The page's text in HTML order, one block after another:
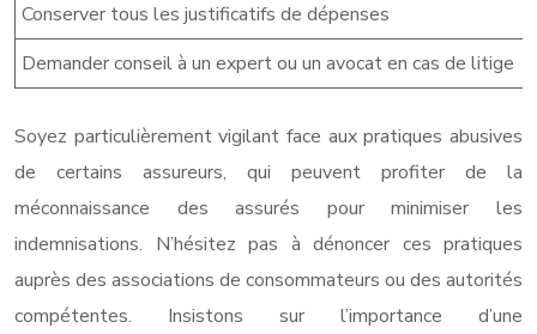
Conserver tous les justificatifs de dépenses
Demander conseil à un expert ou un avocat en cas de litige
Soyez particulièrement vigilant face aux pratiques abusives
de certains assureurs, qui peuvent profiter de la
méconnaissance des assurés pour minimiser les
indemnisations. N’hésitez pas à dénoncer ces pratiques
auprès des associations de consommateurs ou des autorités
compétentes. Insistons sur l’importance d’une